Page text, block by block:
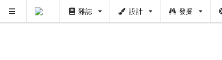
雜誌 設計 發掘